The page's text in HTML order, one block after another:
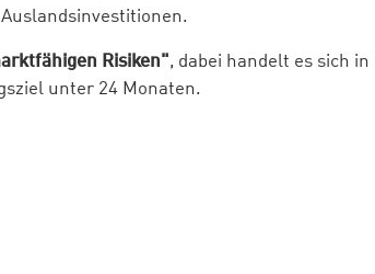
Risiken", dabei handelt es sich in
unter 24 Monaten.